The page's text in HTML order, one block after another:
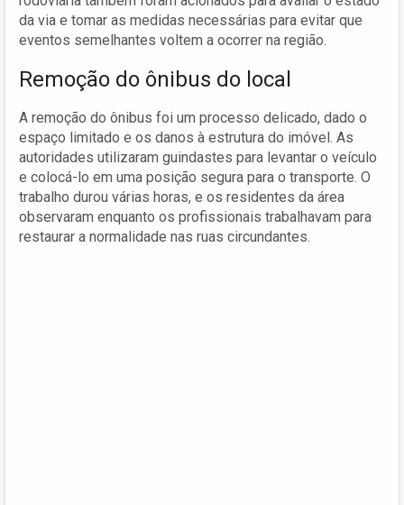
da via e tomar as medidas necessárias para evitar que
eventos semelhantes voltem a ocorrer na região.
Remoção do ônibus do local
A remoção do ônibus foi um processo delicado, dado o
espaço limitado e os danos à estrutura do imóvel. As
autoridades utilizaram guindastes para levantar o veículo
e colocá-lo em uma posição segura para o transporte. O
trabalho durou várias horas, e os residentes da área
observaram enquanto os profissionais trabalhavam para
restaurar a normalidade nas ruas circundantes.